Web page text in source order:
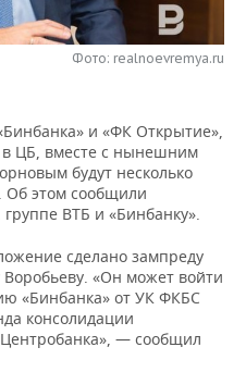
Фото: realnoevremya.ru
и «ФК Открытие»,
ЦБ, вместе с нынешним
будут несколько
Об этом сообщили
ВТБ и «Бинбанку».
сделано зампреду
«Он может войти
«Бинбанка» от УК ФКБС
консолидации
— сообщил